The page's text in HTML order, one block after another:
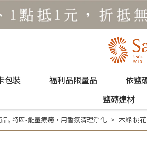
包裝 ｜福利品限量品 ｜依鹽
｜鹽磚建材
品, 特區-能量療癒，用香氛清理淨化 木緣 桃